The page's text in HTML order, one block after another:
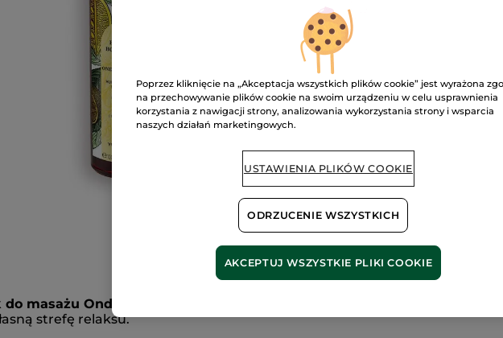
Satysfakcja
Darmowa
DOWIEDZ SIĘ
masażu Ondes Positives
, o zapachu olejku cytrynowego, znanego ze
strefę relaksu.
Poprzez kliknięcie na „Akceptacja wszystkich plików cookie” jest wyrażona
na przechowywanie plików cookie na swoim urządzeniu w celu usprawnienia
korzystania z nawigacji strony, analizowania wykorzystania strony i wsparcia
naszych działań marketingowych.
USTAWIENIA PLIKÓW COOKIE
ODRZUCENIE WSZYSTKICH
AKCEPTUJ WSZYSTKIE PLIKI COOKIE